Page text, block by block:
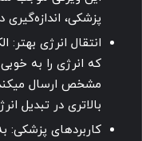
پزشکی،
انتقال انرژی
که انرژی را به
مشخص ارسال
بالاتری در تبدیل
کاربردهای پزشکی: